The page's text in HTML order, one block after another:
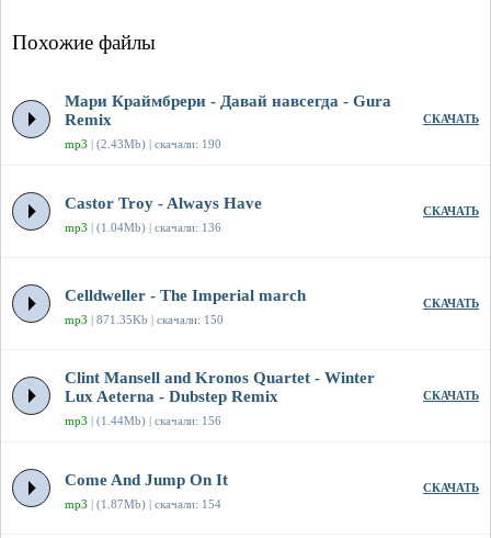
Похожие файлы
Мари Краймбрери - Давай навсегда - Gura
Remix
mp3 | (2.43Mb) | скачали: 190
СКАЧАТЬ
Castor Troy - Always Have
mp3 | (1.04Mb) | скачали: 136
СКАЧАТЬ
Celldweller - The Imperial march
mp3 | 871.35Kb | скачали: 150
СКАЧАТЬ
Clint Mansell and Kronos Quartet - Winter
Lux Aeterna - Dubstep Remix
mp3 | (1.44Mb) | скачали: 156
СКАЧАТЬ
Come And Jump On It
mp3 | (1.87Mb) | скачали: 154
СКАЧАТЬ